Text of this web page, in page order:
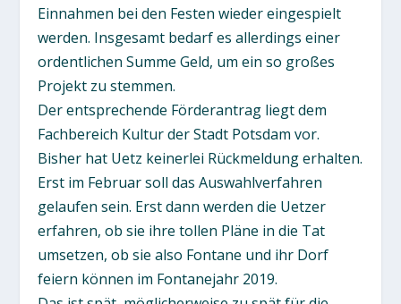
Einnahmen bei den Festen wieder eingespielt
werden. Insgesamt bedarf es allerdings einer
ordentlichen Summe Geld, um ein so großes
Projekt zu stemmen.
Der entsprechende Förderantrag liegt dem
Fachbereich Kultur der Stadt Potsdam vor.
Bisher hat Uetz keinerlei Rückmeldung erhalten.
Erst im Februar soll das Auswahlverfahren
gelaufen sein. Erst dann werden die Uetzer
erfahren, ob sie ihre tollen Pläne in die Tat
umsetzen, ob sie also Fontane und ihr Dorf
feiern können im Fontanejahr 2019.